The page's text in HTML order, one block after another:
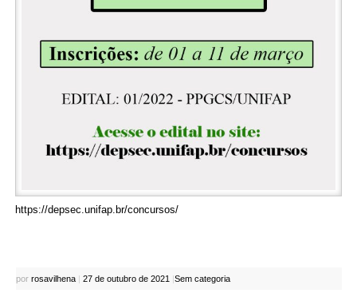
https://depsec.unifap.br/concursos/
por rosavilhena | 27 de outubro de 2021 |Sem categoria